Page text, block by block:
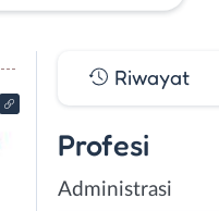
Riwayat
Profesi
Administrasi